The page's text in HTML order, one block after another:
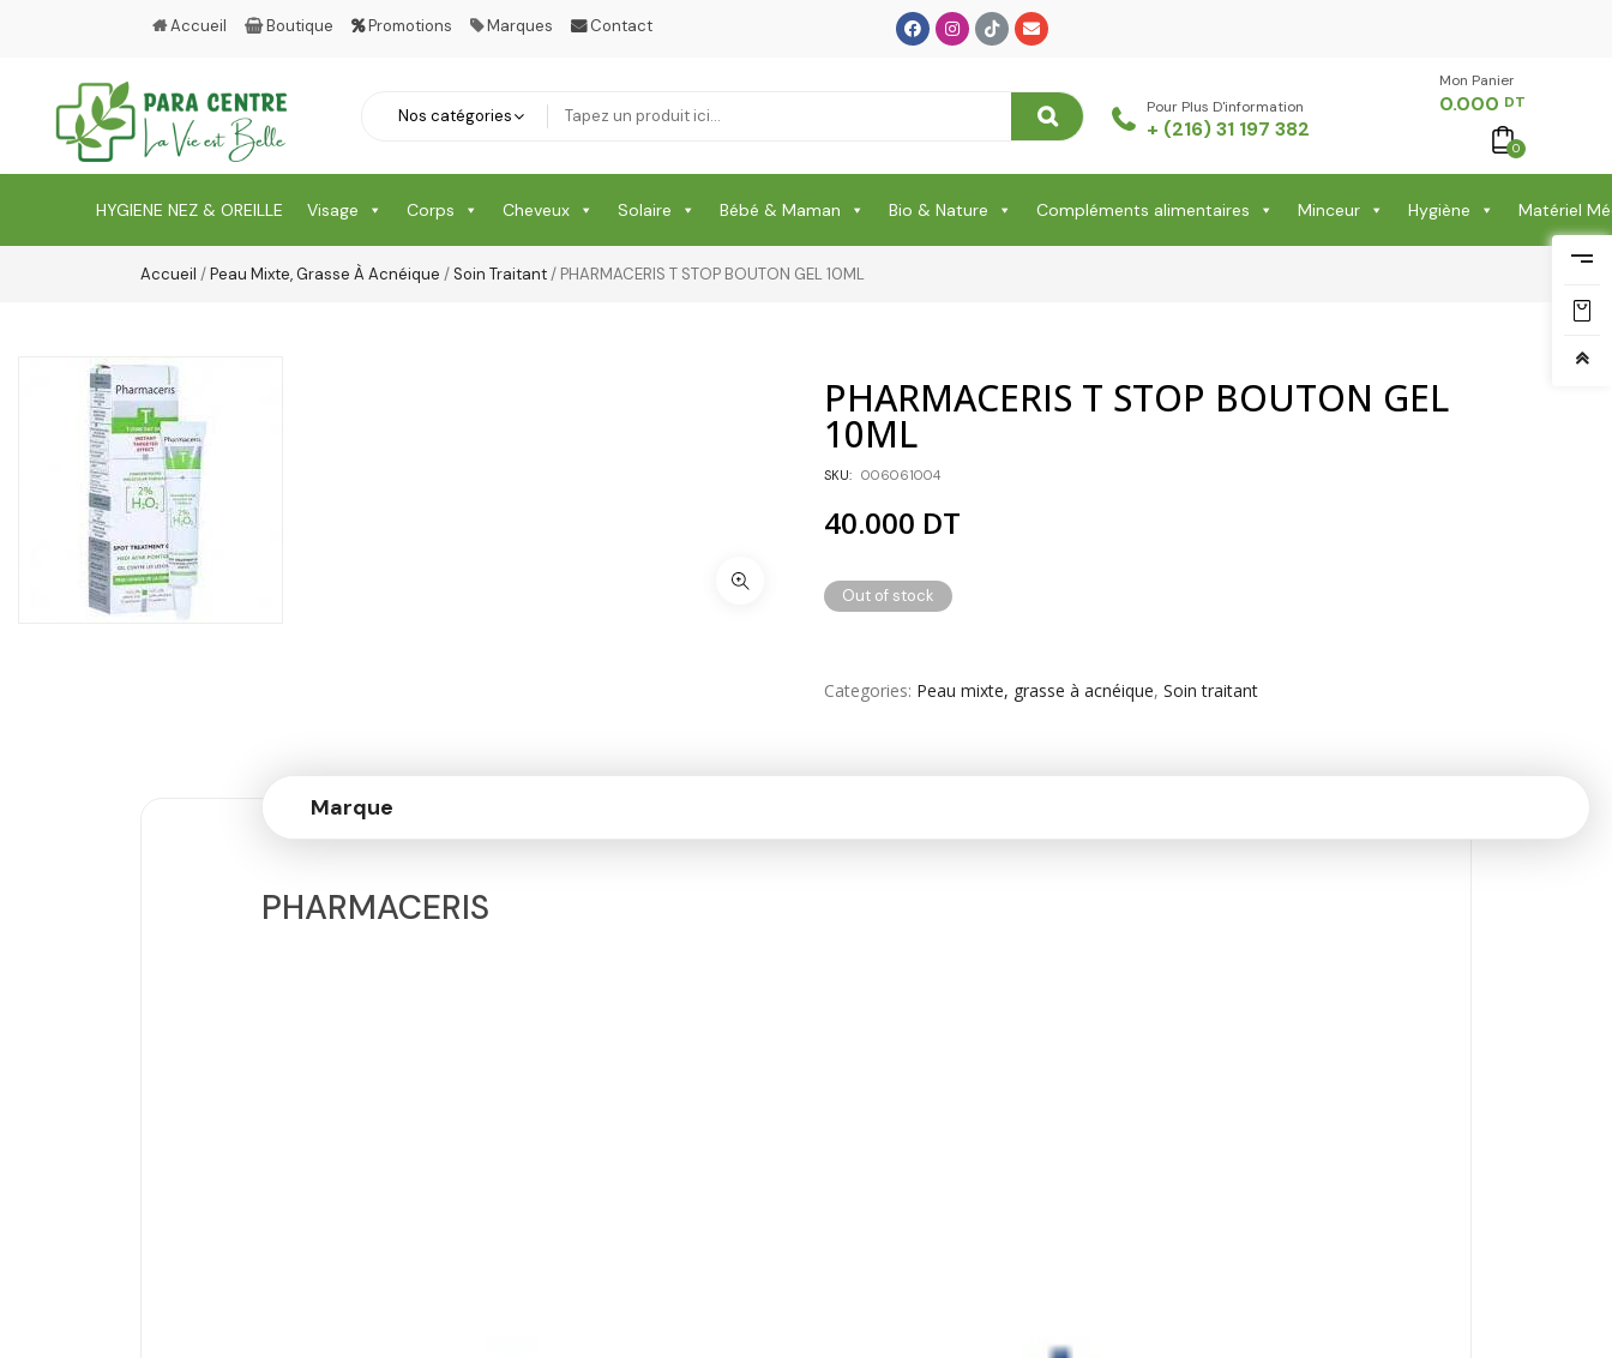
Accueil Boutique Promotions Marques Contact
Pour Plus D'information
+ (216) 31 197 382
Mon Panier -
0.000 DT
0
HYGIENE NEZ & OREILLE Visage Corps Cheveux Solaire Bébé & Maman Bio & Nature Compléments alimentaires Minceur Hygiène Matériel
Accueil /Peau Mixte, Grasse À Acnéique /Soin Traitant/ PHARMACERIS T STOP BOUTON GEL 10ML
PHARMACERIS T STOP BOUTON GEL
10ML
SKU: 006061004
40.000 DT
Out of stock
Categories Peau mixte, grasse à acnéique, Soin traitant
Marque
PHARMACERIS